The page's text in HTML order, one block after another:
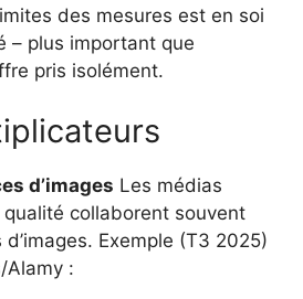
des mesures est en soi
– plus important que
pris isolément.
d’images Les médias
collaborent souvent
Exemple (T3 2025)
Alamy :